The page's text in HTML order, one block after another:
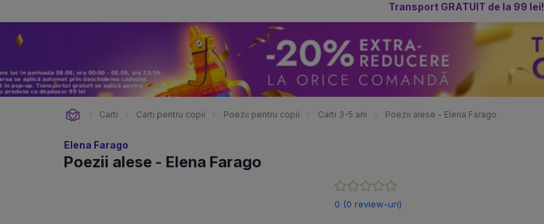
Transport GRATUIT de la 99 lei!
Carti Carti pentru copii Poezii pentru copii Carti 3-5 ani Poezii alese - Elena Farago
Elena Farago
Poezii alese - Elena Farago
0 (0 review-uri)